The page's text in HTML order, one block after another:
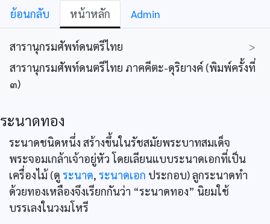
ย้อนกลับ หน้าหลัก Admin
สารานุกรมศัพท์ดนตรีไทย
>
สารานุกรมศัพท์ดนตรีไทย ภาคคีตะ-ดุริยางค์ (พิมพ์ครั้งที่
๓)
ระนาดทอง
ระนาดชนิดหนึ่ง สร้างขึ้นในรัชสมัยพระบาทสมเด็จ
พระจอมเกล้าเจ้าอยู่หัว โดยเลียนแบบระนาดเอกที่เป็น
เครื่องไม้ (ดู ระนาด, ระนาดเอก ประกอบ) ลูกระนาดทำ
ด้วยทองเหลืองจึงเรียกกันว่า “ระนาดทอง” นิยมใช้
บรรเลงในวงมโหรี